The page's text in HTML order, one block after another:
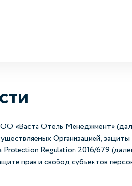
«Васта Отель Менеджмент»
Организацией,
Regulation 2016/679
прав и свобод субъектов